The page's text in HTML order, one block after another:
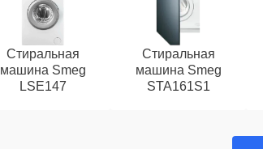
Стиральная
машина Smeg
LSE147
Стиральная
машина Smeg
STA161S1